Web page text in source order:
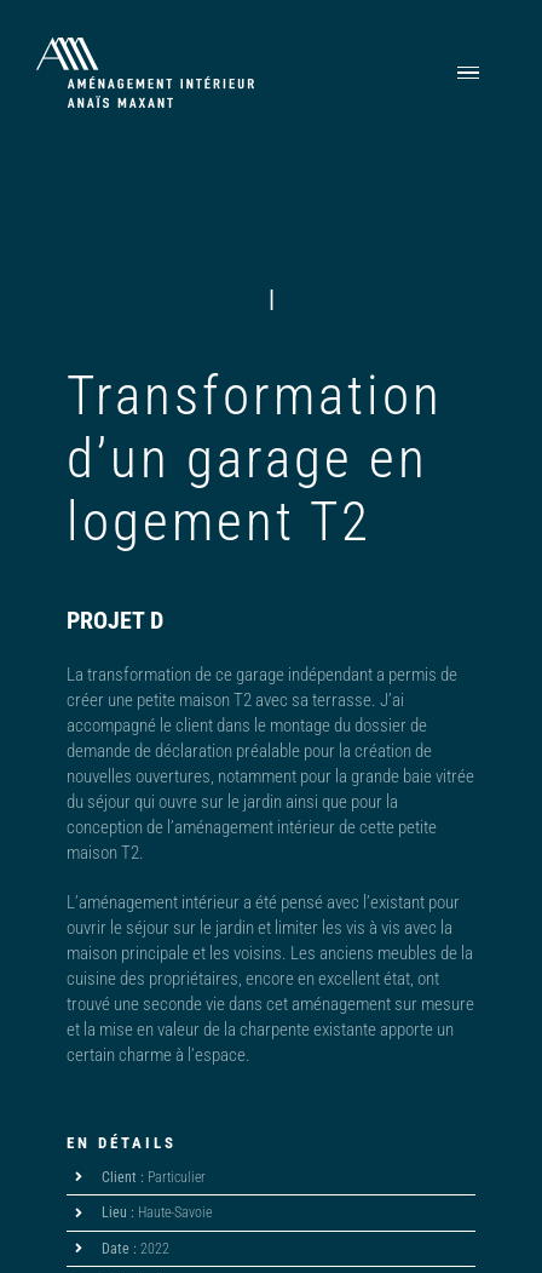
contenu
|
Transformation
d’un garage en
logement T2
PROJET D
La transformation de ce garage indépendant a permis de
créer une petite maison T2 avec sa terrasse. J’ai
accompagné le client dans le montage du dossier de
demande de déclaration préalable pour la création de
nouvelles ouvertures, notamment pour la grande baie vitrée
du séjour qui ouvre sur le jardin ainsi que pour la
conception de l’aménagement intérieur de cette petite
maison T2.
L’aménagement intérieur a été pensé avec l’existant pour
ouvrir le séjour sur le jardin et limiter les vis à vis avec la
maison principale et les voisins. Les anciens meubles de la
cuisine des propriétaires, encore en excellent état, ont
trouvé une seconde vie dans cet aménagement sur mesure
et la mise en valeur de la charpente existante apporte un
certain charme à l’espace.
EN DÉTAILS
Client : Particulier
Lieu : Haute-Savoie
Date : 2022